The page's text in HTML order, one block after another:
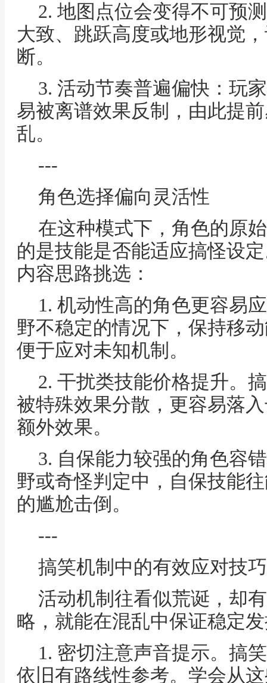
2. 地图点位会变得不可预
大致、跳跃高度或地形视觉
断。
3. 活动节奏普遍偏快：玩
易被离谱效果反制，由此提
乱。
---
角色选择偏向灵活性
在这种模式下，角色的原
的是技能是否能适应搞怪设
内容思路挑选：
1. 机动性高的角色更容易
野不稳定的情况下，保持移
便于应对未知机制。
2. 干扰类技能价格提升。
被特殊效果分散，更容易落
额外效果。
3. 自保能力较强的角色容
野或奇怪判定中，自保技能
的尴尬击倒。
---
搞笑机制中的有效应对技巧
活动机制往看似荒诞，却
略，就能在混乱中保证稳定
1. 密切注意声音提示。搞
依旧有路线性参考。学会从